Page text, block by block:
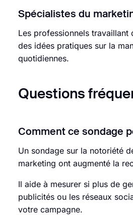
Spécialistes du
Les professionnels
des idées pratiques sur la
quotidiennes.
Questions
Comment ce sondage
Un sondage sur la notoriété
marketing ont augmenté la
Il aide à mesurer si plus de
publicités ou les réseaux
votre campagne.